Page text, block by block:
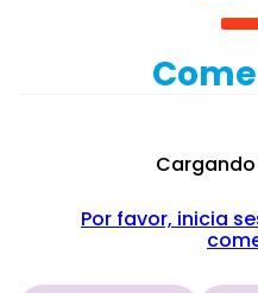
Por favor, inicia